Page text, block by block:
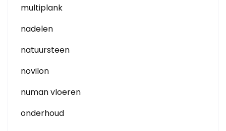
multiplank
nadelen
natuursteen
novilon
numan vloeren
onderhoud